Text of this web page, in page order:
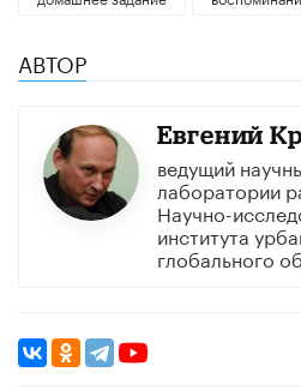
АВТОР
Евгений
ведущий
лаборатории
Научно-
института
глобального